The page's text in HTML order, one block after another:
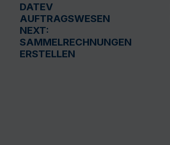
DATEV
AUFTRAGSWESEN
NEXT:
SAMMELRECHNUNGEN
ERSTELLEN